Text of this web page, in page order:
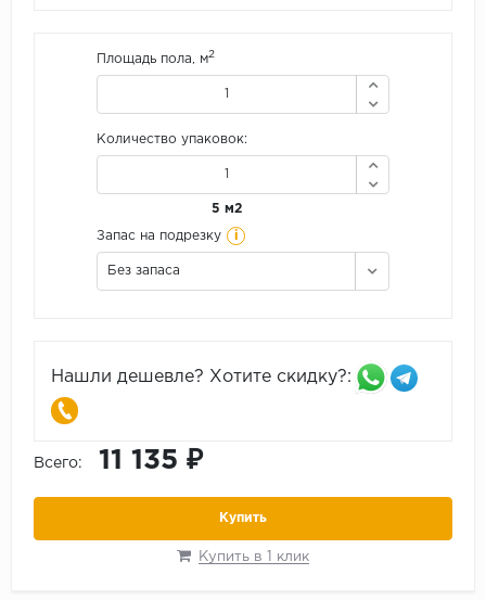
Площадь пола, м2
Количество упаковок:
5 м2
Запас на подрезку i
Без запаса
Нашли дешевле? Хотите скидку?:
Всего: 11 135 ₽
Купить
Купить в 1 клик